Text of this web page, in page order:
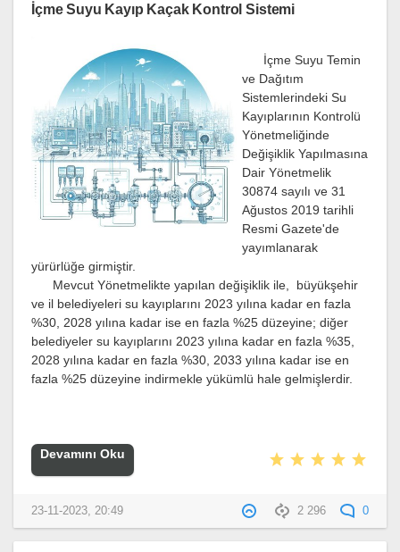
İçme Suyu Kayıp Kaçak Kontrol Sistemi
İçme Suyu Temin
ve Dağıtım
Sistemlerindeki Su
Kayıplarının Kontrolü
Yönetmeliğinde
Değişiklik Yapılmasına
Dair Yönetmelik
30874 sayılı ve 31
Ağustos 2019 tarihli
Resmi Gazete'de
yayımlanarak
yürürlüğe girmiştir.
Mevcut Yönetmelikte yapılan değişiklik ile, büyükşehir
ve il belediyeleri su kayıplarını 2023 yılına kadar en fazla
%30, 2028 yılına kadar ise en fazla %25 düzeyine; diğer
belediyeler su kayıplarını 2023 yılına kadar en fazla %35,
2028 yılına kadar en fazla %30, 2033 yılına kadar ise en
fazla %25 düzeyine indirmekle yükümlü hale gelmişlerdir.
Devamını Oku
2 296 0
23-11-2023, 20:49